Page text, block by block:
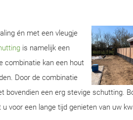
én met een vleugje
is namelijk een
combinatie kan een hout
Door de combinatie
bovendien een erg stevige schutting.
voor een lange tijd genieten van uw